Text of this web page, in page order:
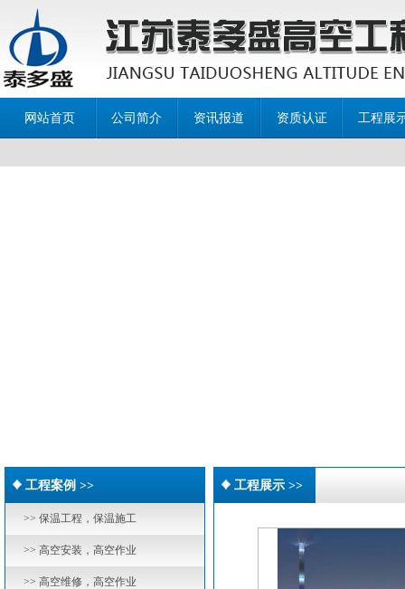
网站首页 公司简介 资讯报道 资质认证 工程展
工程案例 >>
>> 保温工程，保温施工
>> 高空安装，高空作业
>> 高空维修，高空作业
工程展示 >>